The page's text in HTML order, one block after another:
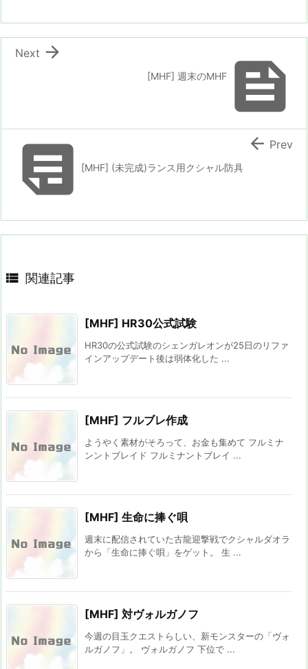

[MHF] 週末のMHF

Next
[MHF] (未完成)ランス用クシャル防具
 Prev
 関連記事
[MHF] HR30公式試験
HR30の公式試験のシェンガレオンが25日のリファ
インアップデート後は弱体化した ...
[MHF] フルブレ作成
ようやく素材がそろって、お金も集めて フルミナ
ンントブレイド フルミナントブレイ ...
[MHF] 生命に捧ぐ唄
週末に配信されていた古龍迎撃戦でクシャルダオラ
から「生命に捧ぐ唄」をゲット。 生 ...
[MHF] 対ヴォルガノフ
今週の目玉クエストらしい、新モンスターの「ヴォ
ルガノフ」。 ヴォルガノフ 下位で ...